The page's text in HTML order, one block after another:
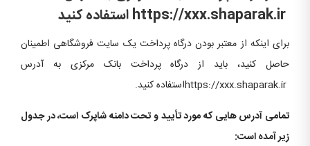
برای اینکه از معتبر بودن درگاه پرداخت یک سایت فروشگاهی اطمینان
حاصل کنید، باید از درگاه پرداخت بانک مرکزی به آدرس
تمامی آدرس هایی که مورد تأیید و تحت دامنه شاپرک است، در جدول
زیر آمده است: